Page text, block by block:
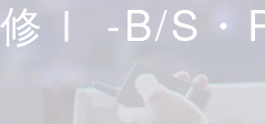
Ⅰ -B/S・